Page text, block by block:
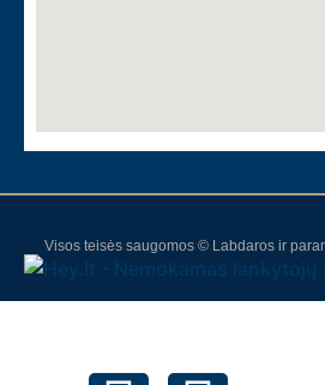
Visos teisės saugomos © Labdaros ir